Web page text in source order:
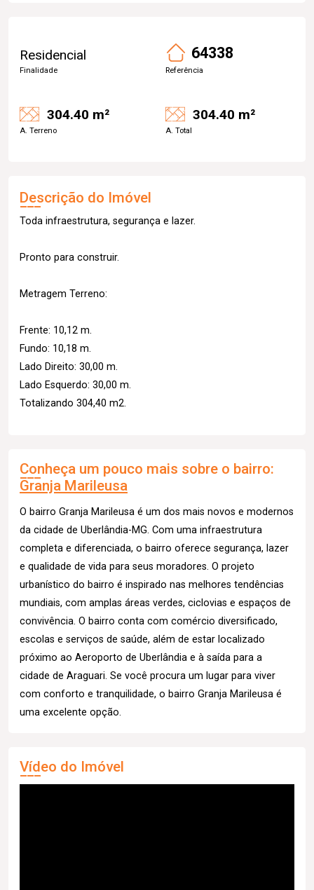
Residencial
Finalidade
64338
Referência
304.40 m²
A. Terreno
304.40 m²
A. Total
Descrição do Imóvel
Toda infraestrutura, segurança e lazer.
Pronto para construir.
Metragem Terreno:
Frente: 10,12 m.
Fundo: 10,18 m.
Lado Direito: 30,00 m.
Lado Esquerdo: 30,00 m.
Totalizando 304,40 m2.
Conheça um pouco mais sobre o bairro:
Granja Marileusa
O bairro Granja Marileusa é um dos mais novos e modernos
da cidade de Uberlândia-MG. Com uma infraestrutura
completa e diferenciada, o bairro oferece segurança, lazer
e qualidade de vida para seus moradores. O projeto
urbanístico do bairro é inspirado nas melhores tendências
mundiais, com amplas áreas verdes, ciclovias e espaços de
convivência. O bairro conta com comércio diversificado,
escolas e serviços de saúde, além de estar localizado
próximo ao Aeroporto de Uberlândia e à saída para a
cidade de Araguari. Se você procura um lugar para viver
com conforto e tranquilidade, o bairro Granja Marileusa é
uma excelente opção.
Vídeo do Imóvel